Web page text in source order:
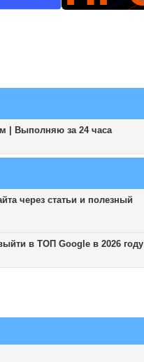
| Выполняю за 24 часа
через статьи и полезный
в ТОП Google в 2026 году